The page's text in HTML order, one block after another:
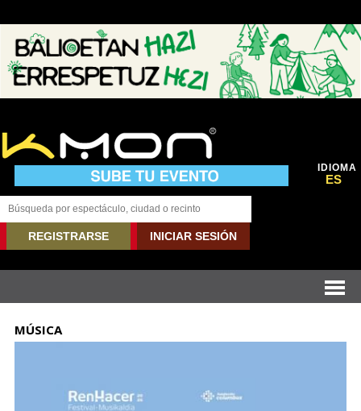
IDIOMA
ES
REGISTRARSE INICIAR SESIÓN
MÚSICA